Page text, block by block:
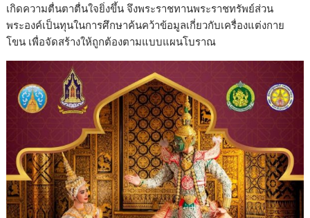
เกิดความตื่นตาตื่นใจยิ่งขึ้น จึงพระราชทานพระราชทรัพย์ส่วน
พระองค์เป็นทุนในการศึกษาค้นคว้าข้อมูลเกี่ยวกับเครื่องแต่งกาย
โขน เพื่อจัดสร้างให้ถูกต้องตามแบบแผนโบราณ